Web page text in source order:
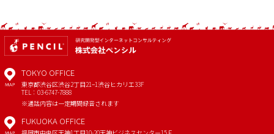
MAP
TOKYO OFFICE
東京都渋谷区渋谷2丁目21−1渋谷ヒカリエ33F
TEL：03-6747-7888
※通話内容は一定期間録音されます
FUKUOKA OFFICE